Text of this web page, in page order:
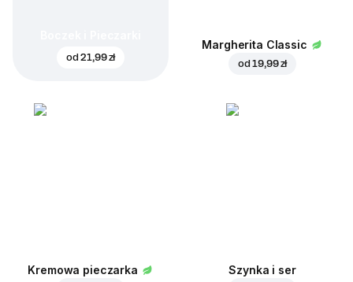
od21,99 zł
Margherita Classic
od19,99 zł
Kremowa pieczarka Szynka i ser